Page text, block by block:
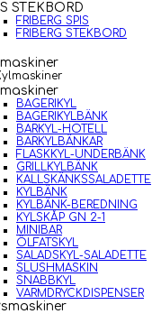
STEKBORD
FRIBERG SPIS
FRIBERG STEKBORD
BAGERIKYL
BAGERIKYLBÄNK
BARKYL-HOTELL
BARKYLBÄNKAR
FLASKKYL-UNDERBÄNK
GRILLKYLBÄNK
KALLSKÄNKSSALADETTE
KYLBÄNK
KYLBÄNK-BEREDNING
KYLSKÅP GN 2-1
MINIBAR
ÖLFATSKYL
SALADSKYL-SALADETTE
SLUSHMASKIN
SNABBKYL
VARMDRYCKDISPENSER